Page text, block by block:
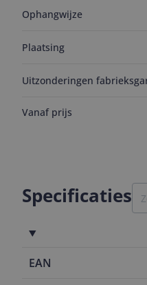
Ophangwijze
Plaatsing
Uitzonderingen
Vanaf prijs
Specificaties
EAN